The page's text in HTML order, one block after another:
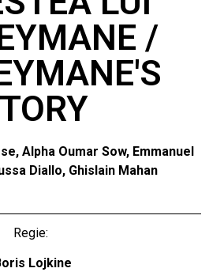
/
Alpha Oumar Sow, Emmanuel
Diallo, Ghislain Mahan
Regie:
Lojkine